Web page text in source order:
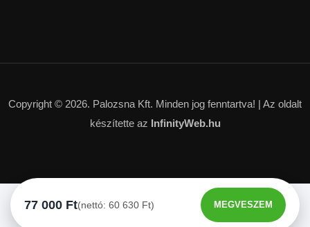
77 000 Ft(nettó: 60 630 Ft) MEGVESZEM
Copyright © 2026. Palozsna Kft. Minden jog fenntartva! | Az oldalt
készítette az InfinityWeb.hu